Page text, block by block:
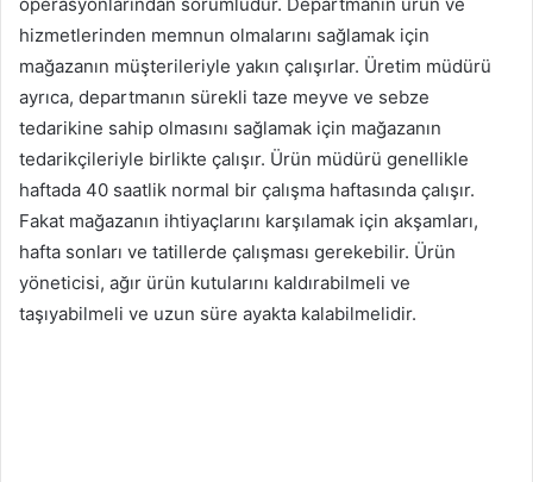
hizmetlerinden memnun olmalarını sağlamak için
mağazanın müşterileriyle yakın çalışırlar. Üretim müdürü
ayrıca, departmanın sürekli taze meyve ve sebze
tedarikine sahip olmasını sağlamak için mağazanın
tedarikçileriyle birlikte çalışır. Ürün müdürü genellikle
haftada 40 saatlik normal bir çalışma haftasında çalışır.
Fakat mağazanın ihtiyaçlarını karşılamak için akşamları,
hafta sonları ve tatillerde çalışması gerekebilir. Ürün
yöneticisi, ağır ürün kutularını kaldırabilmeli ve
taşıyabilmeli ve uzun süre ayakta kalabilmelidir.